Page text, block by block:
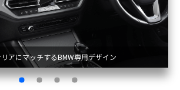
LEDインジケーターを確認可能